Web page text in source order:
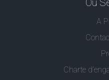
A
Charte